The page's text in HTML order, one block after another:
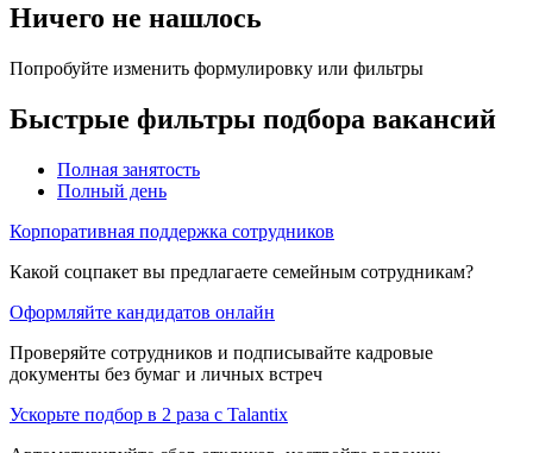
Ничего не нашлось
Попробуйте изменить формулировку или фильтры
Быстрые фильтры подбора вакансий
Полная занятость
Полный день
Корпоративная поддержка сотрудников
Какой соцпакет вы предлагаете семейным сотрудникам?
Оформляйте кандидатов онлайн
Проверяйте сотрудников и подписывайте кадровые
документы без бумаг и личных встреч
Ускорьте подбор в 2 раза с Talantix